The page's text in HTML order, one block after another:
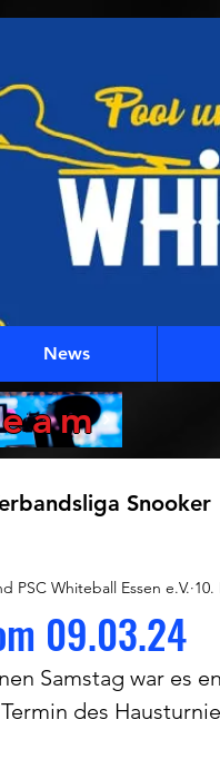
News
Snooker
09.03.24
PSC Whiteball Essen e.V. 10.
Samstag war es
des